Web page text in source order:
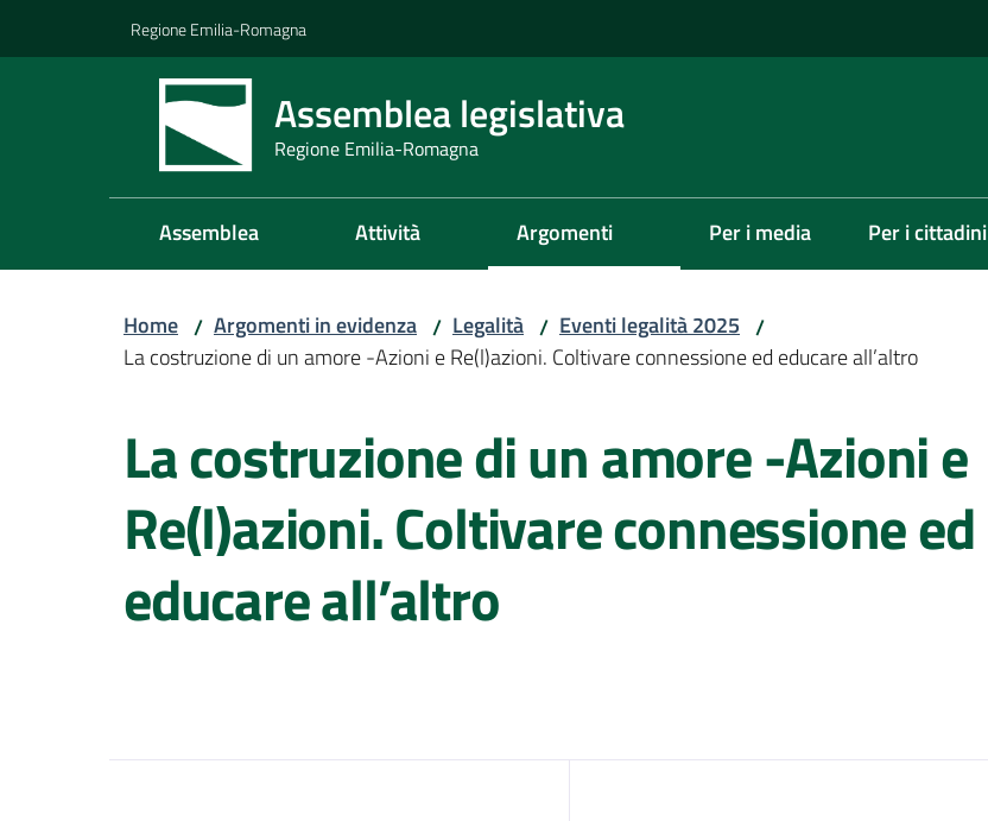
Regione Emilia-Romagna
Assemblea legislativa
Regione Emilia-Romagna
Assemblea Attività Argomenti Per i media Per i cittadini
Home / Argomenti in evidenza / Legalità / Eventi legalità 2025 /
La costruzione di un amore -Azioni e Re(l)azioni. Coltivare connessione ed educare all’altro
La costruzione di un amore -Azioni e
Re(l)azioni. Coltivare connessione ed
educare all’altro